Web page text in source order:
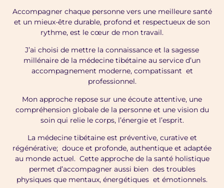
Accompagner chaque personne vers une meilleure santé
et un mieux-être durable, profond et respectueux de son
rythme, est le cœur de mon travail.
J’ai choisi de mettre la connaissance et la sagesse
millénaire de la médecine tibétaine au service d’un
accompagnement moderne, compatissant et
professionnel.
Mon approche repose sur une écoute attentive, une
compréhension globale de la personne et une vision du
soin qui relie le corps, l’énergie et l’esprit.
La médecine tibétaine est préventive, curative et
régénérative; douce et profonde, authentique et adaptée
au monde actuel. Cette approche de la santé holistique
permet d’accompagner aussi bien des troubles
physiques que mentaux, énergétiques et émotionnels.